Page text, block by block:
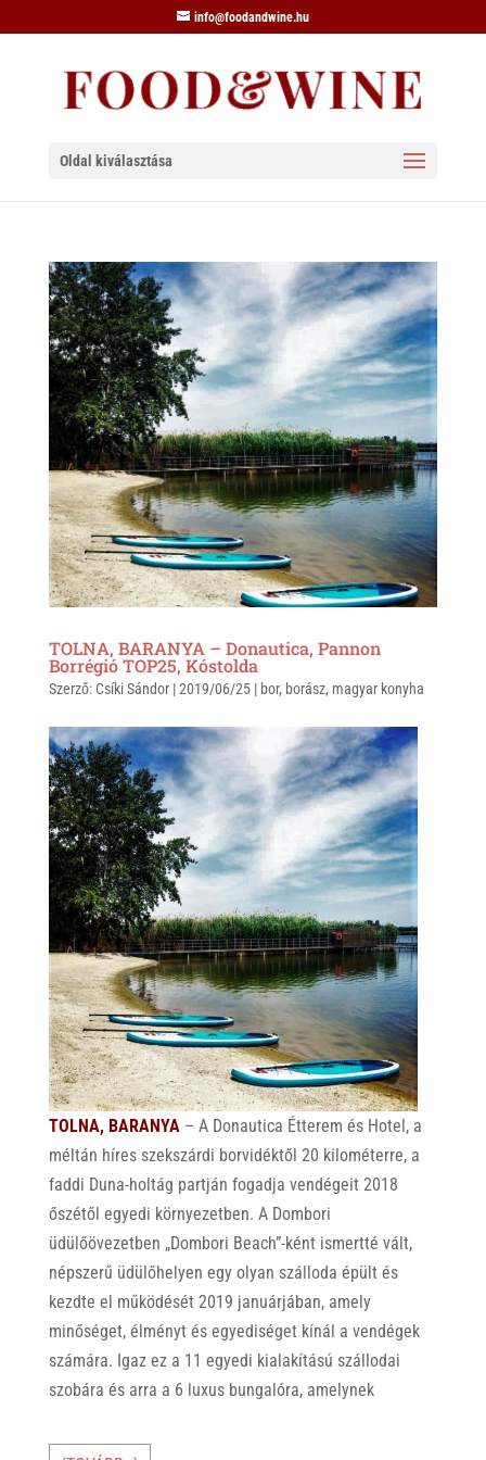
info@foodandwine.hu
Oldal kiválasztása
TOLNA, BARANYA – Donautica, Pannon
Borrégió TOP25, Kóstolda
Szerző: Csíki Sándor|2019/06/25| bor, borász, magyar konyha
TOLNA, BARANYA– A Donautica Étterem és Hotel, a
méltán híres szekszárdi borvidéktől 20 kilométerre, a
faddi Duna-holtág partján fogadja vendégeit 2018
őszétől egyedi környezetben. A Dombori
üdülőövezetben „Dombori Beach”-ként ismertté vált,
népszerű üdülőhelyen egy olyan szálloda épült és
kezdte el működését 2019 januárjában, amely
minőséget, élményt és egyediséget kínál a vendégek
számára. Igaz ez a 11 egyedi kialakítású szállodai
szobára és arra a 6 luxus bungalóra, amelynek